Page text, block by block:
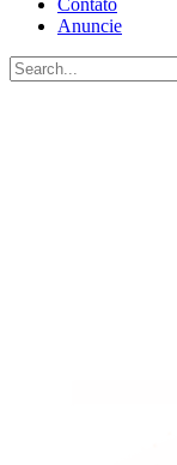
Contato
Anuncie